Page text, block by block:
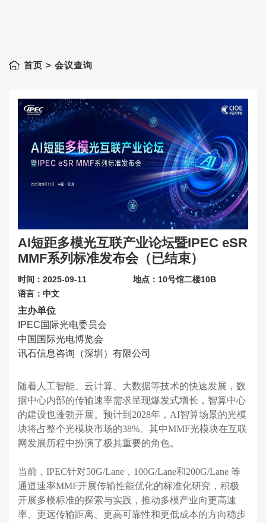
首页 > 会议查询
AI短距多模光互联产业论坛暨IPEC eSR
MMF系列标准发布会（已结束）
时间：2025-09-11
地点：10号馆二楼10B
语言：中文
主办单位
IPEC国际光电委员会
中国国际光电博览会
讯石信息咨询（深圳）有限公司
随着人工智能、云计算、大数据等技术的快速发展，数
据中心内部的传输速率需求呈现爆发式增长，智算中心
的建设也蓬勃开展。预计到2028年，AI智算场景的光模
块将占整个光模块市场的38%。其中MMF光模块在互联
网发展历程中扮演了极其重要的角色。
当前， IPEC针对50G/Lane ， 100G/Lane和200G/Lane 等
通道速率MMF开展传输性能优化的标准化研究，积极
开展多模标准的探索与实践，推动多模产业向更高速
率、更远传输距离、更高可靠性和更低成本的方向稳步